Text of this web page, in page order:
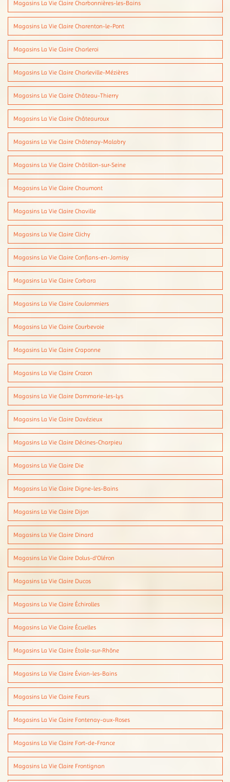
Magasins La Vie Claire Charbonnières-les-Bains
Magasins La Vie Claire Charenton-le-Pont
Magasins La Vie Claire Charleroi
Magasins La Vie Claire Charleville-Mézières
Magasins La Vie Claire Château-Thierry
Magasins La Vie Claire Châteauroux
Magasins La Vie Claire Châtenay-Malabry
Magasins La Vie Claire Châtillon-sur-Seine
Magasins La Vie Claire Chaumont
Magasins La Vie Claire Chaville
Magasins La Vie Claire Clichy
Magasins La Vie Claire Conflans-en-Jarnisy
Magasins La Vie Claire Corbara
Magasins La Vie Claire Coulommiers
Magasins La Vie Claire Courbevoie
Magasins La Vie Claire Craponne
Magasins La Vie Claire Crozon
Magasins La Vie Claire Dammarie-les-Lys
Magasins La Vie Claire Davézieux
Magasins La Vie Claire Décines-Charpieu
Magasins La Vie Claire Die
Magasins La Vie Claire Digne-les-Bains
Magasins La Vie Claire Dijon
Magasins La Vie Claire Dinard
Magasins La Vie Claire Dolus-d'Oléron
Magasins La Vie Claire Ducos
Magasins La Vie Claire Échirolles
Magasins La Vie Claire Écuelles
Magasins La Vie Claire Étoile-sur-Rhône
Magasins La Vie Claire Évian-les-Bains
Magasins La Vie Claire Feurs
Magasins La Vie Claire Fontenay-aux-Roses
Magasins La Vie Claire Fort-de-France
Magasins La Vie Claire Frontignan